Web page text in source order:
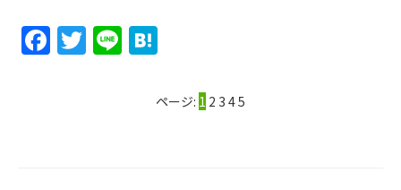
Facebook
Twitter
Line
ページ: 1 2 3 45